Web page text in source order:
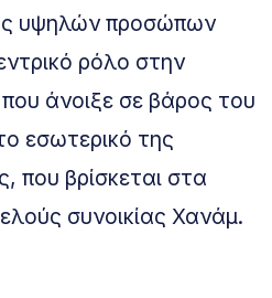
υψηλών προσώπων
ρόλο στην
άνοιξε σε βάρος του
εσωτερικό της
που βρίσκεται στα
συνοικίας Χανάμ.